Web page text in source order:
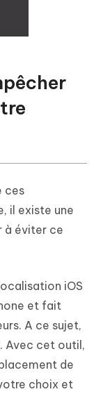
ces
il existe une
à éviter ce
iOS
et fait
A ce sujet,
. Avec cet outil,
de
choix et